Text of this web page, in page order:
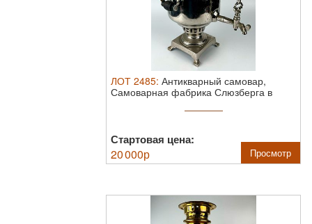
ЛОТ 2485: Антикварный самовар,
Самоварная фабрика Слюзберга в
Стартовая цена:
20 000р Просмотр